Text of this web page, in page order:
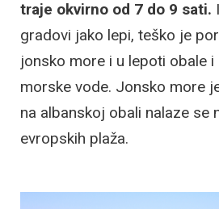
traje okvirno od 7 do 9 sati.
gradovi jako lepi, teško je
jonsko more i u lepoti obale
morske vode. Jonsko more
na albanskoj obali nalaze se
evropskih plaža.